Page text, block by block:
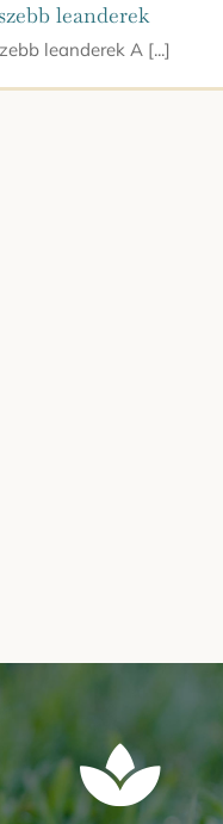
leanderek
leanderek A [...]